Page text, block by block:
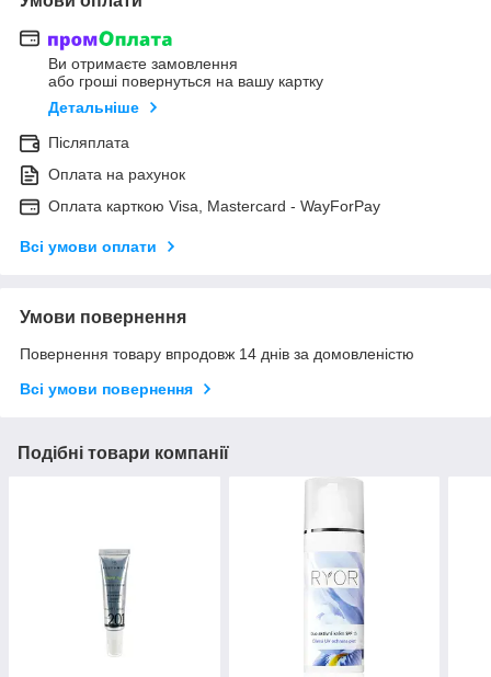
Ви отримаєте замовлення
або гроші повернуться на вашу картку
Детальніше
Післяплата
Оплата на рахунок
Оплата карткою Visa, Mastercard - WayForPay
Всі умови оплати
Умови повернення
Повернення товару впродовж 14 днів за домовленістю
Всі умови повернення
Подібні товари компанії